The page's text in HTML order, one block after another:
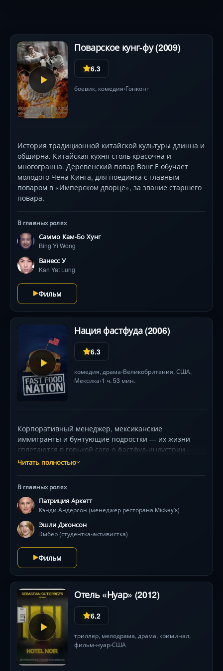
Поварское кунг-фу (2009)
6.3
боевик, комедия•Гонконг
История традиционной китайской культуры длинна и
обширна. Китайская кухня столь красочна и
многогранна. Деревенский повар Вонг Е обучает
молодого Чена Кинга, для поединка с главным
поваром в «Имперском дворце», за звание старшего
повара.
В главных ролях
Саммо Кам-Бо Хунг
Bing Yi Wong
Ванесс У
Kan Yat Lung
Фильм
Нация фастфуда (2006)
6.3
комедия, драма•Великобритания, США,
Мексика•1 ч. 53 мин.
Корпоративный менеджер, мексиканские
иммигранты и бунтующие подростки — их жизни
сплетаются в горькой саге о фастфуд-индустрии.
Расследование заражённого мяса обнажает жестокую
жесткость с драматическими поворотами, а Брюс
Уиллис блистает в роли циничного инсайдера.
Читать полностью
В главных ролях
Патриция Аркетт
Кэнди Андерсон (менеджер ресторана Mickey's)
Эшли Джонсон
Эмбер (студентка-активистка)
Фильм
Отель «Нуар» (2012)
6.2
триллер, мелодрама, драма, криминал,
фильм-нуар•США